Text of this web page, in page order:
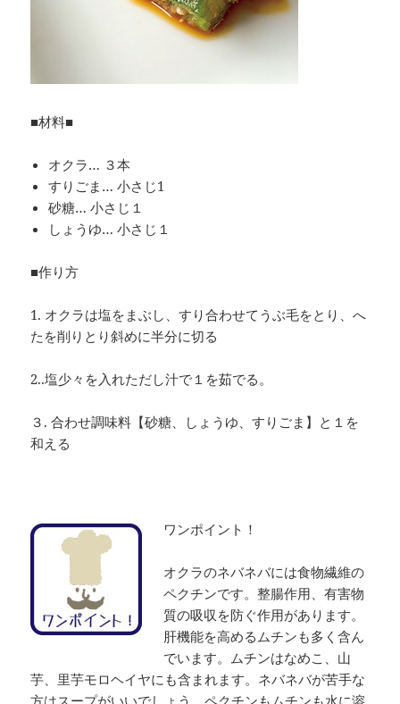
■材料■
オクラ… ３本
すりごま… 小さじ1
砂糖… 小さじ１
しょうゆ… 小さじ１
■作り方
1. オクラは塩をまぶし、すり合わせてうぶ毛をとり、へ
たを削りとり斜めに半分に切る
2..塩少々を入れただし汁で１を茹でる。
３. 合わせ調味料【砂糖、しょうゆ、すりごま】と１を
和える
ワンポイント！
オクラのネバネバには食物繊維の
ペクチンです。整腸作用、有害物
質の吸収を防ぐ作用があります。
肝機能を高めるムチンも多く含ん
でいます。ムチンはなめこ、山
芋、里芋モロヘイヤにも含まれます。ネバネバが苦手な